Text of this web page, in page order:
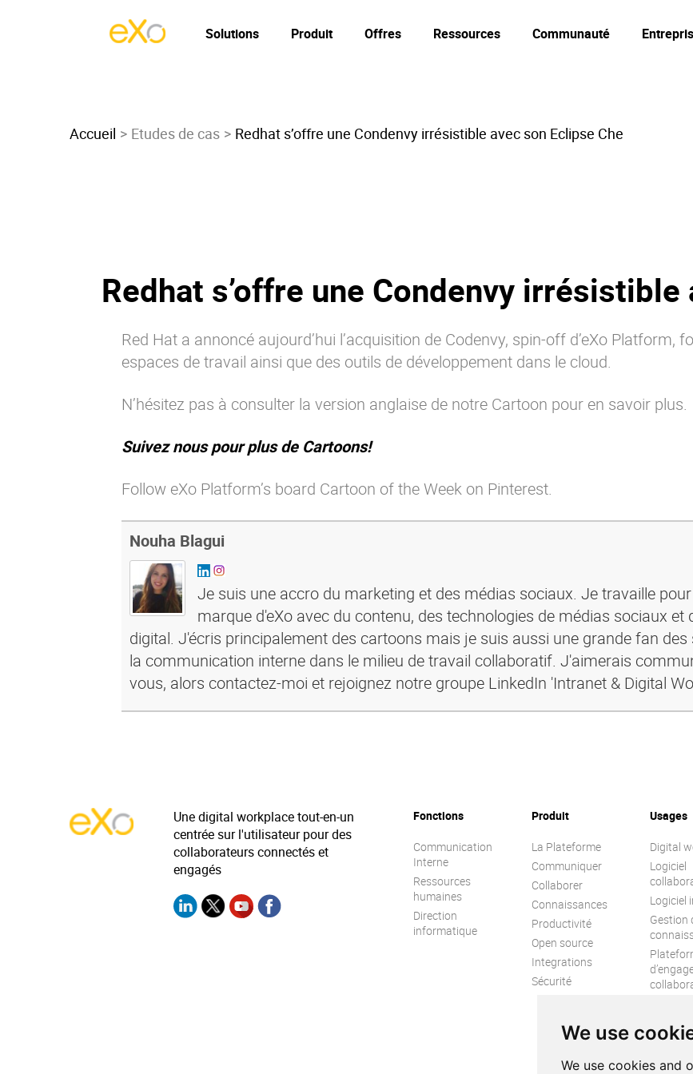
We use
We use cookies and
Solutions Produit Offres Ressources Communauté
Accueil Etudes de cas Redhat s’offre une Condenvy irrésistible avec son Eclipse Che
Redhat s’offre une Condenvy
Red Hat a annoncé aujourd’hui l’acquisition de Codenvy, spin-off d’eXo Platform,
espaces de travail ainsi que des outils de développement dans le cloud.
N’hésitez pas à consulter la version anglaise de notre Cartoon pour en savoir plus.
Suivez nous pour plus de Cartoons!
Follow eXo Platform’s board Cartoon of the Week on Pinterest.
Nouha Blagui
Je suis une accro du marketing et des médias sociaux. Je travaille
marque d'eXo avec du contenu, des technologies de médias sociaux et
digital. J'écris principalement des cartoons mais je suis aussi une grande fan des
la communication interne dans le milieu de travail collaboratif. J'aimerais
vous, alors contactez-moi et rejoignez notre groupe LinkedIn 'Intranet & Digital
Une digital workplace tout-en-un
centrée sur l'utilisateur pour des
collaborateurs connectés et
engagés
Fonctions
Communication
Interne
Ressources
humaines
Direction
informatique
Produit
La Plateforme
Communiquer
Collaborer
Connaissances
Productivité
Open source
Integrations
Sécurité
Usages
Digital
Logiciel
Logiciel
Gestion